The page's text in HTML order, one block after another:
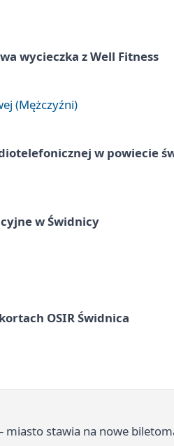
wycieczka z Well Fitness
(Mężczyźni)
w powiecie
w Świdnicy
OSIR Świdnica
miasto stawia na nowe